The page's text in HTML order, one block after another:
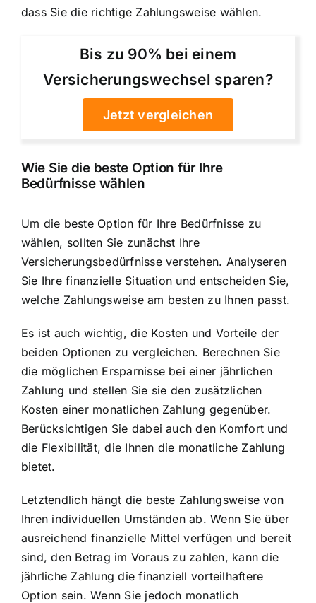
dass Sie die richtige Zahlungsweise wählen.
Bis zu 90% bei einem
Versicherungswechsel sparen?
Jetzt vergleichen
Wie Sie die beste Option für Ihre
Bedürfnisse wählen
Um die beste Option für Ihre Bedürfnisse zu
wählen, sollten Sie zunächst Ihre
Versicherungsbedürfnisse verstehen. Analyseren
Sie Ihre finanzielle Situation und entscheiden Sie,
welche Zahlungsweise am besten zu Ihnen passt.
Es ist auch wichtig, die Kosten und Vorteile der
beiden Optionen zu vergleichen. Berechnen Sie
die möglichen Ersparnisse bei einer jährlichen
Zahlung und stellen Sie sie den zusätzlichen
Kosten einer monatlichen Zahlung gegenüber.
Berücksichtigen Sie dabei auch den Komfort und
die Flexibilität, die Ihnen die monatliche Zahlung
bietet.
Letztendlich hängt die beste Zahlungsweise von
Ihren individuellen Umständen ab. Wenn Sie über
ausreichend finanzielle Mittel verfügen und bereit
sind, den Betrag im Voraus zu zahlen, kann die
jährliche Zahlung die finanziell vorteilhaftere
Option sein. Wenn Sie jedoch monatlich